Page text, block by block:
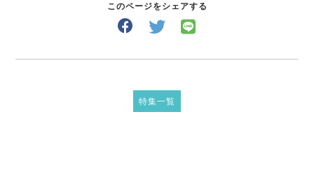
このページをシェアする
特集一覧